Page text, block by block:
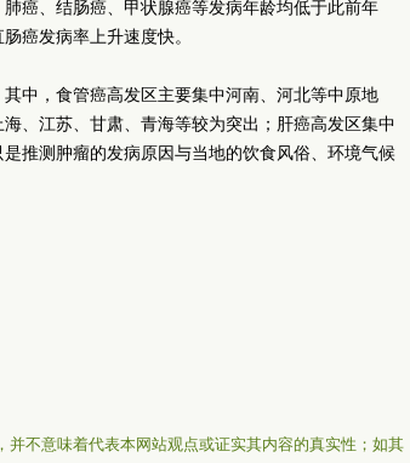
癌、结肠癌、甲状腺癌等发病年龄均低于此前年
癌发病率上升速度快。
中，食管癌高发区主要集中河南、河北等中原地
、江苏、甘肃、青海等较为突出；肝癌高发区集中
推测肿瘤的发病原因与当地的饮食风俗、环境气候
不意味着代表本网站观点或证实其内容的真实性；如其